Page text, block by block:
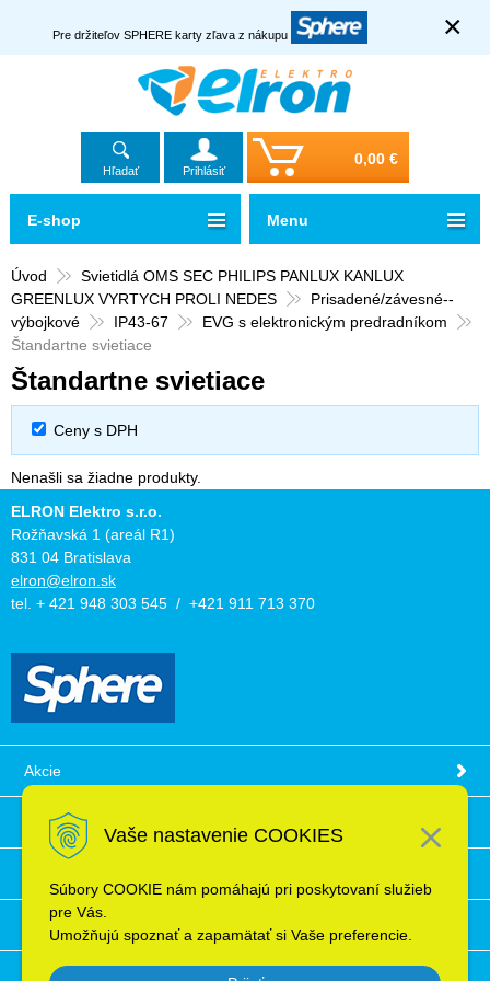
Vaše nastavenie COOKIES
Súbory COOKIE nám pomáhajú pri poskytovaní služieb
pre Vás.
Umožňujú spoznať a zapamätať si Vaše preferencie.
Pre držiteľov SPHERE karty zľava z nákupu ×
Hľadať Prihlásiť
0,00 €
Úvod
Svietidlá OMS SEC PHILIPS PANLUX KANLUX
GREENLUX VYRTYCH PROLI NEDES
Prisadené/závesné--
výbojkové
IP43-67
EVG s elektronickým predradníkom
Štandartne svietiace
Štandartne svietiace
Ceny s DPH
Nenašli sa žiadne produkty.
E-shop Menu
ELRON Elektro s.r.o.
Rožňavská 1 (areál R1)
831 04 Bratislava
elron@elron.sk
tel. + 421 948 303 545 / +421 911 713 370
Akcie
Obchodné podmienky
Ochrana osobných údajov